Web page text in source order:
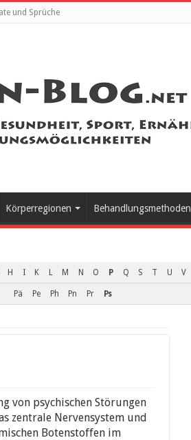
und Sprüche
Körperregionen Behandlungsmethoden
H I K L M N O P Q S T U V
Pä Pe Ph Pn Pr Ps
von psychischen Störungen
zentrale Nervensystem und
Botenstoffen im